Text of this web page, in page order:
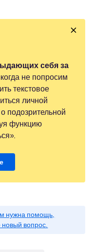
себя за
не попросим
текстовое
личной
подозрительной
функцию
нужна помощь,
новый вопрос.